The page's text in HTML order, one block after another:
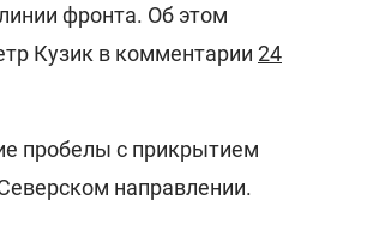
фронта. Об этом
Кузик в комментарии 24
пробелы с прикрытием
направлении.